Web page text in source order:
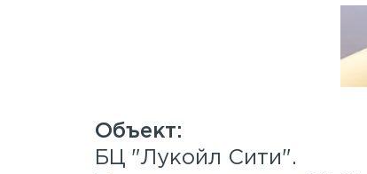
БЦ "Лукойл Сити".